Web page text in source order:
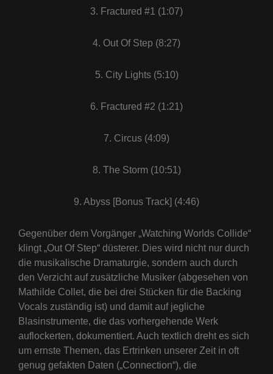
3. Fractured #1 (1:07)
4. Out Of Step (8:27)
5. City Lights (5:10)
6. Fractured #2 (1:21)
7. Circus (4:09)
8. The Storm (10:51)
9. Abyss [Bonus Track] (4:46)
Gegenüber dem Vorgänger „Watching Worlds Collide“
klingt „Out Of Step“ düsterer. Dies wird nicht nur durch
die musikalische Dramaturgie, sondern auch durch
den Verzicht auf zusätzliche Musiker (abgesehen von
Mathilde Collet, die bei drei Stücken für die Backing
Vocals zuständig ist) und damit auf jegliche
Blasinstrumente, die das vorhergehende Werk
auflockerten, dokumentiert. Auch textlich dreht es sich
um ernste Themen, das Ertrinken unserer Zeit in oft
genug gefakten Daten („Connection“), die